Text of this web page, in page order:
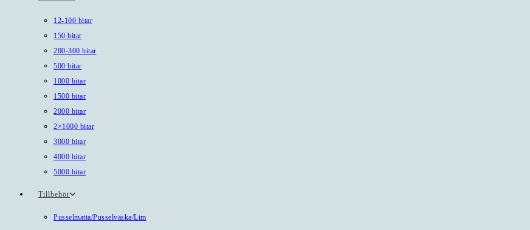
12-100 bitar
150 bitar
200-300 bitar
500 bitar
1000 bitar
1500 bitar
2000 bitar
2×1000 bitar
3000 bitar
4000 bitar
5000 bitar
Tillbehör
Pusselmatta/Pusselväska/Lim